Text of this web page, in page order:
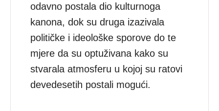
odavno postala dio kulturnoga
kanona, dok su druga izazivala
političke i ideološke sporove do te
mjere da su optuživana kako su
stvarala atmosferu u kojoj su ratovi
devedesetih postali mogući.